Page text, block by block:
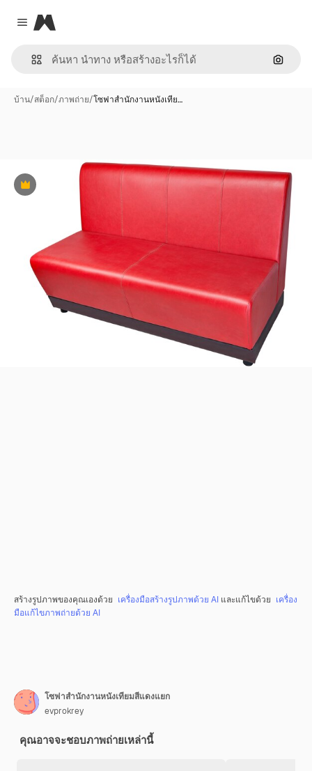
Close menu
Magnific
ค้นหา
บ้าน/สต็อก/ภาพถ่าย/โซฟาสำนักงานหนังเทีย…
พรีเมี่ยม
สร้างรูปภาพของคุณเองด้วย เครื่องมือสร้างรูปภาพด้วย AI และแก้ไขด้วย เครื่อง
มือแก้ไขภาพถ่ายด้วย AI
โซฟาสำนักงานหนังเทียมสีแดงแยก
evprokrey
คุณอาจจะชอบภาพถ่ายเหล่านี้